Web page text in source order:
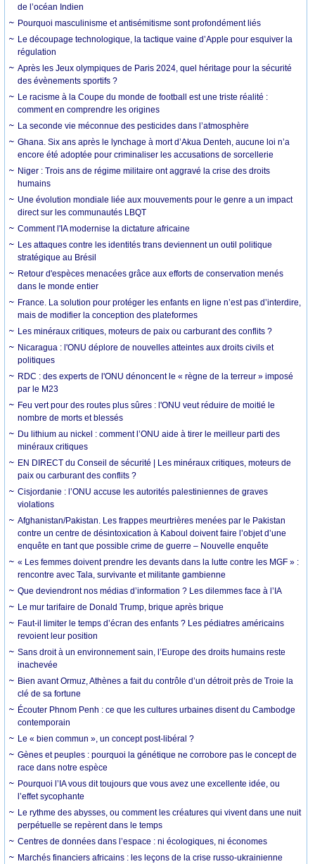
de l’océan Indien
Pourquoi masculinisme et antisémitisme sont profondément liés
Le découpage technologique, la tactique vaine d’Apple pour esquiver la
régulation
Après les Jeux olympiques de Paris 2024, quel héritage pour la sécurité
des évènements sportifs ?
Le racisme à la Coupe du monde de football est une triste réalité :
comment en comprendre les origines
La seconde vie méconnue des pesticides dans l’atmosphère
Ghana. Six ans après le lynchage à mort d’Akua Denteh, aucune loi n’a
encore été adoptée pour criminaliser les accusations de sorcellerie
Niger : Trois ans de régime militaire ont aggravé la crise des droits
humains
Une évolution mondiale liée aux mouvements pour le genre a un impact
direct sur les communautés LBQT
Comment l'IA modernise la dictature africaine
Les attaques contre les identités trans deviennent un outil politique
stratégique au Brésil
Retour d'espèces menacées grâce aux efforts de conservation menés
dans le monde entier
France. La solution pour protéger les enfants en ligne n’est pas d’interdire,
mais de modifier la conception des plateformes
Les minéraux critiques, moteurs de paix ou carburant des conflits ?
Nicaragua : l'ONU déplore de nouvelles atteintes aux droits civils et
politiques
RDC : des experts de l'ONU dénoncent le « règne de la terreur » imposé
par le M23
Feu vert pour des routes plus sûres : l'ONU veut réduire de moitié le
nombre de morts et blessés
Du lithium au nickel : comment l’ONU aide à tirer le meilleur parti des
minéraux critiques
EN DIRECT du Conseil de sécurité | Les minéraux critiques, moteurs de
paix ou carburant des conflits ?
Cisjordanie : l’ONU accuse les autorités palestiniennes de graves
violations
Afghanistan/Pakistan. Les frappes meurtrières menées par le Pakistan
contre un centre de désintoxication à Kaboul doivent faire l’objet d’une
enquête en tant que possible crime de guerre – Nouvelle enquête
« Les femmes doivent prendre les devants dans la lutte contre les MGF » :
rencontre avec Tala, survivante et militante gambienne
Que deviendront nos médias d’information ? Les dilemmes face à l’IA
Le mur tarifaire de Donald Trump, brique après brique
Faut-il limiter le temps d’écran des enfants ? Les pédiatres américains
revoient leur position
Sans droit à un environnement sain, l’Europe des droits humains reste
inachevée
Bien avant Ormuz, Athènes a fait du contrôle d’un détroit près de Troie la
clé de sa fortune
Écouter Phnom Penh : ce que les cultures urbaines disent du Cambodge
contemporain
Le « bien commun », un concept post-libéral ?
Gènes et peuples : pourquoi la génétique ne corrobore pas le concept de
race dans notre espèce
Pourquoi l’IA vous dit toujours que vous avez une excellente idée, ou
l’effet sycophante
Le rythme des abysses, ou comment les créatures qui vivent dans une nuit
perpétuelle se repèrent dans le temps
Centres de données dans l’espace : ni écologiques, ni économes
Marchés financiers africains : les leçons de la crise russo-ukrainienne